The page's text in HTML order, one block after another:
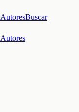
AutoresBuscar
Autores